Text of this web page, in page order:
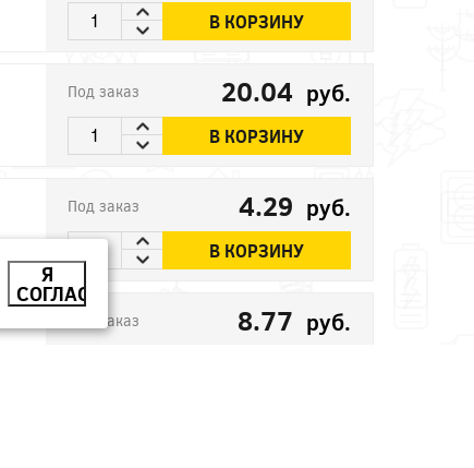
В КОРЗИНУ
Под заказ 20.04 руб.
В КОРЗИНУ
Под заказ 4.29 руб.
В КОРЗИНУ
Под заказ 8.77 руб.
Я
СОГЛАСЕН